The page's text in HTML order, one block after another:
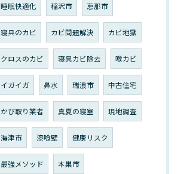
睡眠快適化 稲沢市 恵那市
寝具のカビ カビ問題解決 カビ地獄
クロスのカビ 寝具カビ除去 喉カビ
イガイガ 鼻水 瑞浪市 中古住宅
かび取り業者 真夏の寝室 現地調査
海津市 漆喰壁 健康リスク
最強メソッド 本巣市